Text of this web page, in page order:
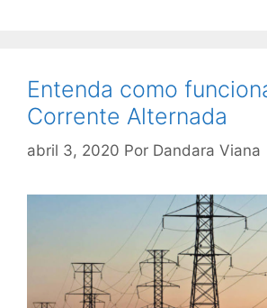
Entenda como
Corrente Alternada
abril 3, 2020 Por Dandara Viana